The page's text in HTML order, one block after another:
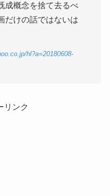
成概念を捨て去るべ
だけの話ではないは
hl?a=20180608-
リンク